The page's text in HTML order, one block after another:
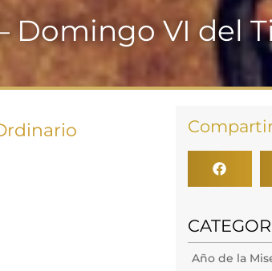
Domingo VI del
Año de la